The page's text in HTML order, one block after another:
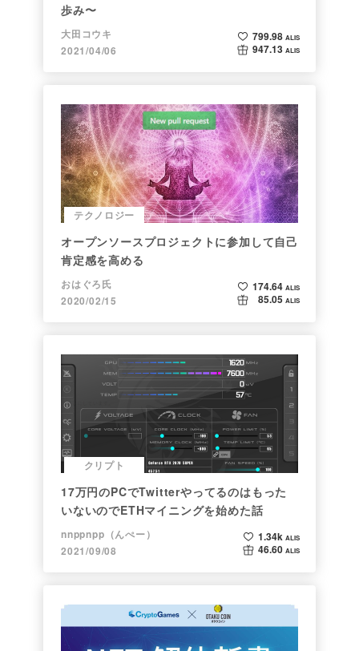
歩み〜
大田コウキ
2021/04/06
799.98 ALIS
947.13 ALIS
テクノロジー
オープンソースプロジェクトに参加して自己
肯定感を高める
おはぐろ氏
2020/02/15
174.64 ALIS
85.05 ALIS
クリプト
17万円のPCでTwitterやってるのはもった
いないのでETHマイニングを始めた話
nnppnpp（んぺー）
2021/09/08
1.34k ALIS
46.60 ALIS